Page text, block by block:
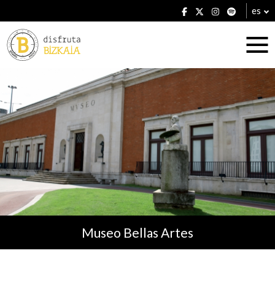
es
Alojamientos
Restaurantes
Planes
Museo Bellas Artes